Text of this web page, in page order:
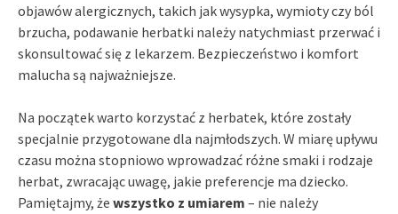
objawów alergicznych, takich jak wysypka, wymioty czy ból
brzucha, podawanie herbatki należy natychmiast przerwać i
skonsultować się z lekarzem. Bezpieczeństwo i komfort
malucha są najważniejsze.
Na początek warto korzystać z herbatek, które zostały
specjalnie przygotowane dla najmłodszych. W miarę upływu
czasu można stopniowo wprowadzać różne smaki i rodzaje
herbat, zwracając uwagę, jakie preferencje ma dziecko.
Pamiętajmy, że wszystko z umiarem – nie należy